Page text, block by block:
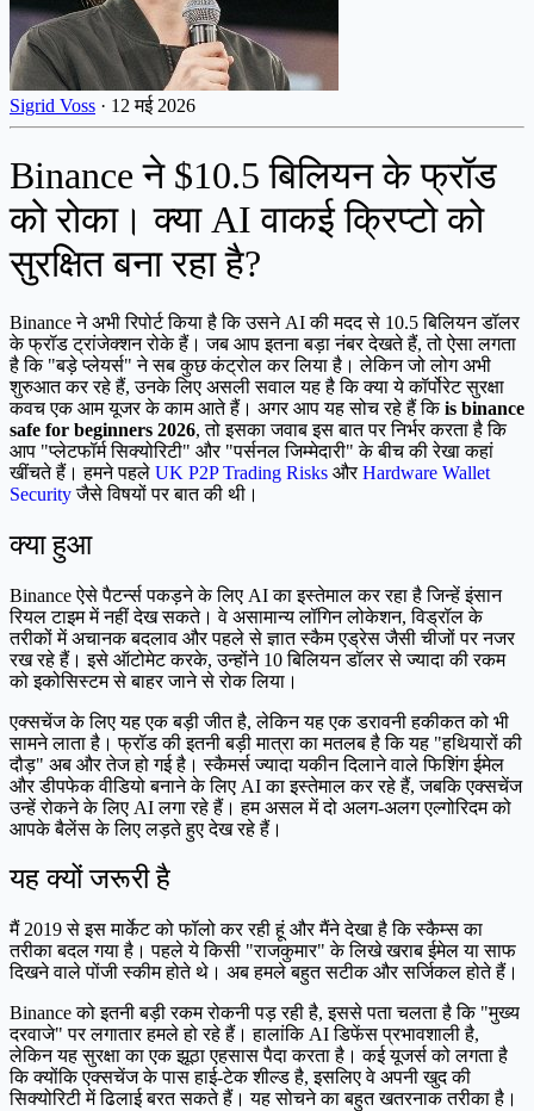
Sigrid Voss · 12 मई 2026
Binance ने $10.5 बिलियन के फ्रॉड
को रोका। क्या AI वाकई क्रिप्टो को
सुरक्षित बना रहा है?
Binance ने अभी रिपोर्ट किया है कि उसने AI की मदद से 10.5 बिलियन डॉलर
के फ्रॉड ट्रांजेक्शन रोके हैं। जब आप इतना बड़ा नंबर देखते हैं, तो ऐसा लगता
है कि "बड़े प्लेयर्स" ने सब कुछ कंट्रोल कर लिया है। लेकिन जो लोग अभी
शुरुआत कर रहे हैं, उनके लिए असली सवाल यह है कि क्या ये कॉर्पोरेट सुरक्षा
कवच एक आम यूजर के काम आते हैं। अगर आप यह सोच रहे हैं किis binance
safe for beginners 2026, तो इसका जवाब इस बात पर निर्भर करता है कि
आप "प्लेटफॉर्म सिक्योरिटी" और "पर्सनल जिम्मेदारी" के बीच की रेखा कहां
खींचते हैं। हमने पहले UK P2P Trading Risks औरHardware Wallet
Securityजैसे विषयों पर बात की थी।
क्या हुआ
Binance ऐसे पैटर्न्स पकड़ने के लिए AI का इस्तेमाल कर रहा है जिन्हें इंसान
रियल टाइम में नहीं देख सकते। वे असामान्य लॉगिन लोकेशन, विड्रॉल के
तरीकों में अचानक बदलाव और पहले से ज्ञात स्कैम एड्रेस जैसी चीजों पर नजर
रख रहे हैं। इसे ऑटोमेट करके, उन्होंने 10 बिलियन डॉलर से ज्यादा की रकम
को इकोसिस्टम से बाहर जाने से रोक लिया।
एक्सचेंज के लिए यह एक बड़ी जीत है, लेकिन यह एक डरावनी हकीकत को भी
सामने लाता है। फ्रॉड की इतनी बड़ी मात्रा का मतलब है कि यह "हथियारों की
दौड़" अब और तेज हो गई है। स्कैमर्स ज्यादा यकीन दिलाने वाले फिशिंग ईमेल
और डीपफेक वीडियो बनाने के लिए AI का इस्तेमाल कर रहे हैं, जबकि एक्सचेंज
उन्हें रोकने के लिए AI लगा रहे हैं। हम असल में दो अलग-अलग एल्गोरिदम को
आपके बैलेंस के लिए लड़ते हुए देख रहे हैं।
यह क्यों जरूरी है
मैं 2019 से इस मार्केट को फॉलो कर रही हूं और मैंने देखा है कि स्कैम्स का
तरीका बदल गया है। पहले ये किसी "राजकुमार" के लिखे खराब ईमेल या साफ
दिखने वाले पोंजी स्कीम होते थे। अब हमले बहुत सटीक और सर्जिकल होते हैं।
Binance को इतनी बड़ी रकम रोकनी पड़ रही है, इससे पता चलता है कि "मुख्य
दरवाजे" पर लगातार हमले हो रहे हैं। हालांकि AI डिफेंस प्रभावशाली है,
लेकिन यह सुरक्षा का एक झूठा एहसास पैदा करता है। कई यूजर्स को लगता है
कि क्योंकि एक्सचेंज के पास हाई-टेक शील्ड है, इसलिए वे अपनी खुद की
सिक्योरिटी में ढिलाई बरत सकते हैं। यह सोचने का बहुत खतरनाक तरीका है।